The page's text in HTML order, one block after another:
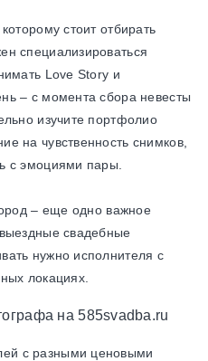
стоит отбирать
специализироваться
Love Story и
– с момента сбора невесты
изучите портфолио
на чувственность снимков,
с эмоциями пары.
– еще одно важное
свадебные
нужно исполнителя с
локациях.
на 585svadba.ru
с разными ценовыми